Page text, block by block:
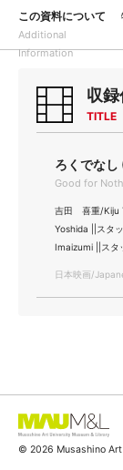
この資料について
Additional
Information
収
TITLE
ろくでな
Good for
吉田 喜重/Kiju
Yoshida ||スタ
Imaizumi ||スタ
日本映画/
© 2026 Musashino